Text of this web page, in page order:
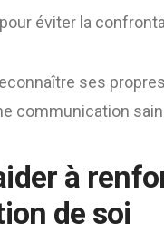
éviter la
ses
communication
à
de soi